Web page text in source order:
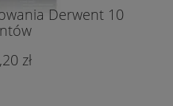
Derwent 10
zł